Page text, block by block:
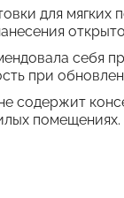
для
себя
при
содержит
помещениях.